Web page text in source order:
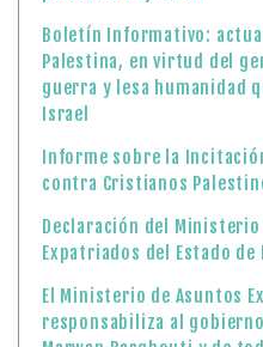
Boletín Informativo:
Palestina, en virtud del
guerra y lesa humanidad
Israel
Informe sobre la
contra Cristianos
Declaración del
Expatriados del Estado de
El Ministerio de Asuntos
responsabiliza al